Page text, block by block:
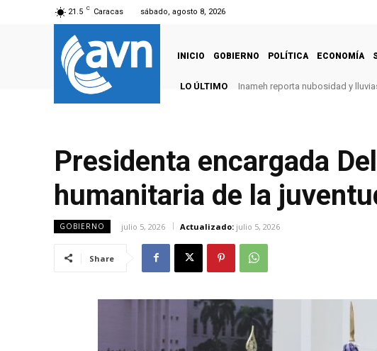
21.5 C Caracas sábado, agosto 8, 2026
INICIO GOBIERNO POLÍTICA ECONOMÍA
LO ÚLTIMO Inameh reporta nubosidad y
Presidenta encargada
humanitaria de la
GOBIERNO julio 5, 2026 Actualizado: julio 5, 2026
Share